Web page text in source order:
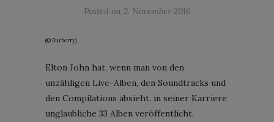
Posted on 2. November 2016
(© Burberry)
Elton John hat, wenn man von den
unzähligen Live-Alben, den Soundtracks und
den Compilations absieht, in seiner Karriere
unglaubliche 33 Alben veröffentlicht.